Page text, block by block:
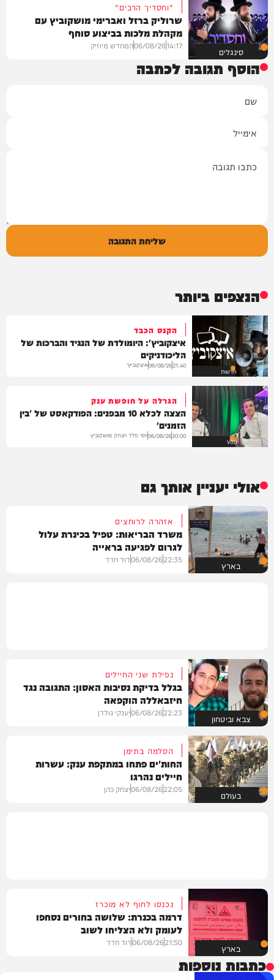
סינגלים
"וחסדיך הרבים"
שרוליק ברזל ואברימי מושקוביץ עם
מקהלת מלכות בביצוע סוחף
14:17
06/08/26המחדש מיוזיק
הוסף תגובה לכתבה
שליחת התגובה
הנצפים ביותר
חדשות
הקנס הכבד
איצקוביץ': היומולדת של הנגיד והברכות של
הליכודניקים
21:40
06/08/26איצקוביץ'
VOD
הגרלה על חופשת ענק
הצצה לכלא 10 מבפנים: הפודקאסט של 'בין
הזמנים'
20:00
06/08/26יוסי פלד ויצחק מושקוביץ
אולי יעניין אותך גם
בארץ
אזהרה לרוחצים
משרד הבריאות: טפיל בכינרת עלול
לגרום לפגיעה בראייה
22:35
06/08/26דוד חדד
צבא וביטחון
נפילת שני החיילים
בגלל בדיקת נסיבות האסון: התגובה נגד
חיזבאללה הוקפאה
22:23
06/08/26יענקי גולדן
בעולם
הסלמה בתימן
החות'ים פתחו במתקפת ענק: עשרות
חיילים נהרגו
22:05
06/08/26יצחק כהן
בארץ
נכנסו לחוף לא מוכרז
דרמה בכנרת: שלושה בחורים נסחפו
לעומק ולא הצליחו לשוב
21:50
06/08/26דוד חדד
כתבות נוספות